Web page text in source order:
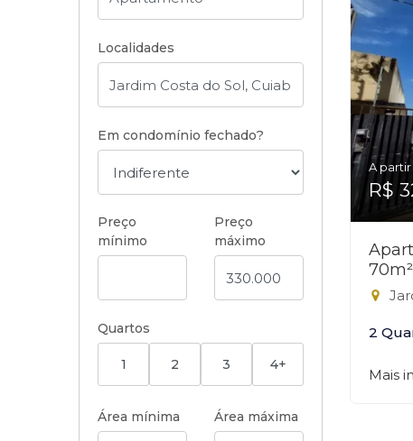
Localidades
Em condomínio fechado?
Preço
mínimo
Preço
máximo
Quartos
1 2 3 4+
Área mínima Área máxima
A
R$
70m²
2
Mais